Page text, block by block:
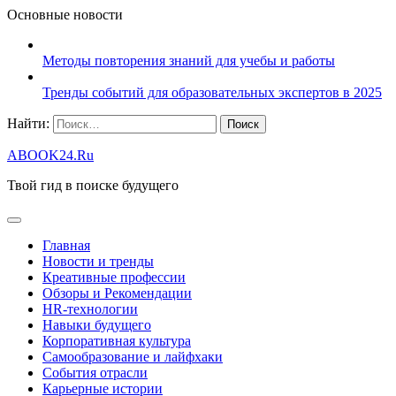
Основные новости
Методы повторения знаний для учебы и работы
Тренды событий для образовательных экспертов в 2025
Найти:
ABOOK24.Ru
Твой гид в поиске будущего
Главная
Новости и тренды
Креативные профессии
Обзоры и Рекомендации
HR‑технологии
Навыки будущего
Корпоративная культура
Самообразование и лайфхаки
События отрасли
Карьерные истории